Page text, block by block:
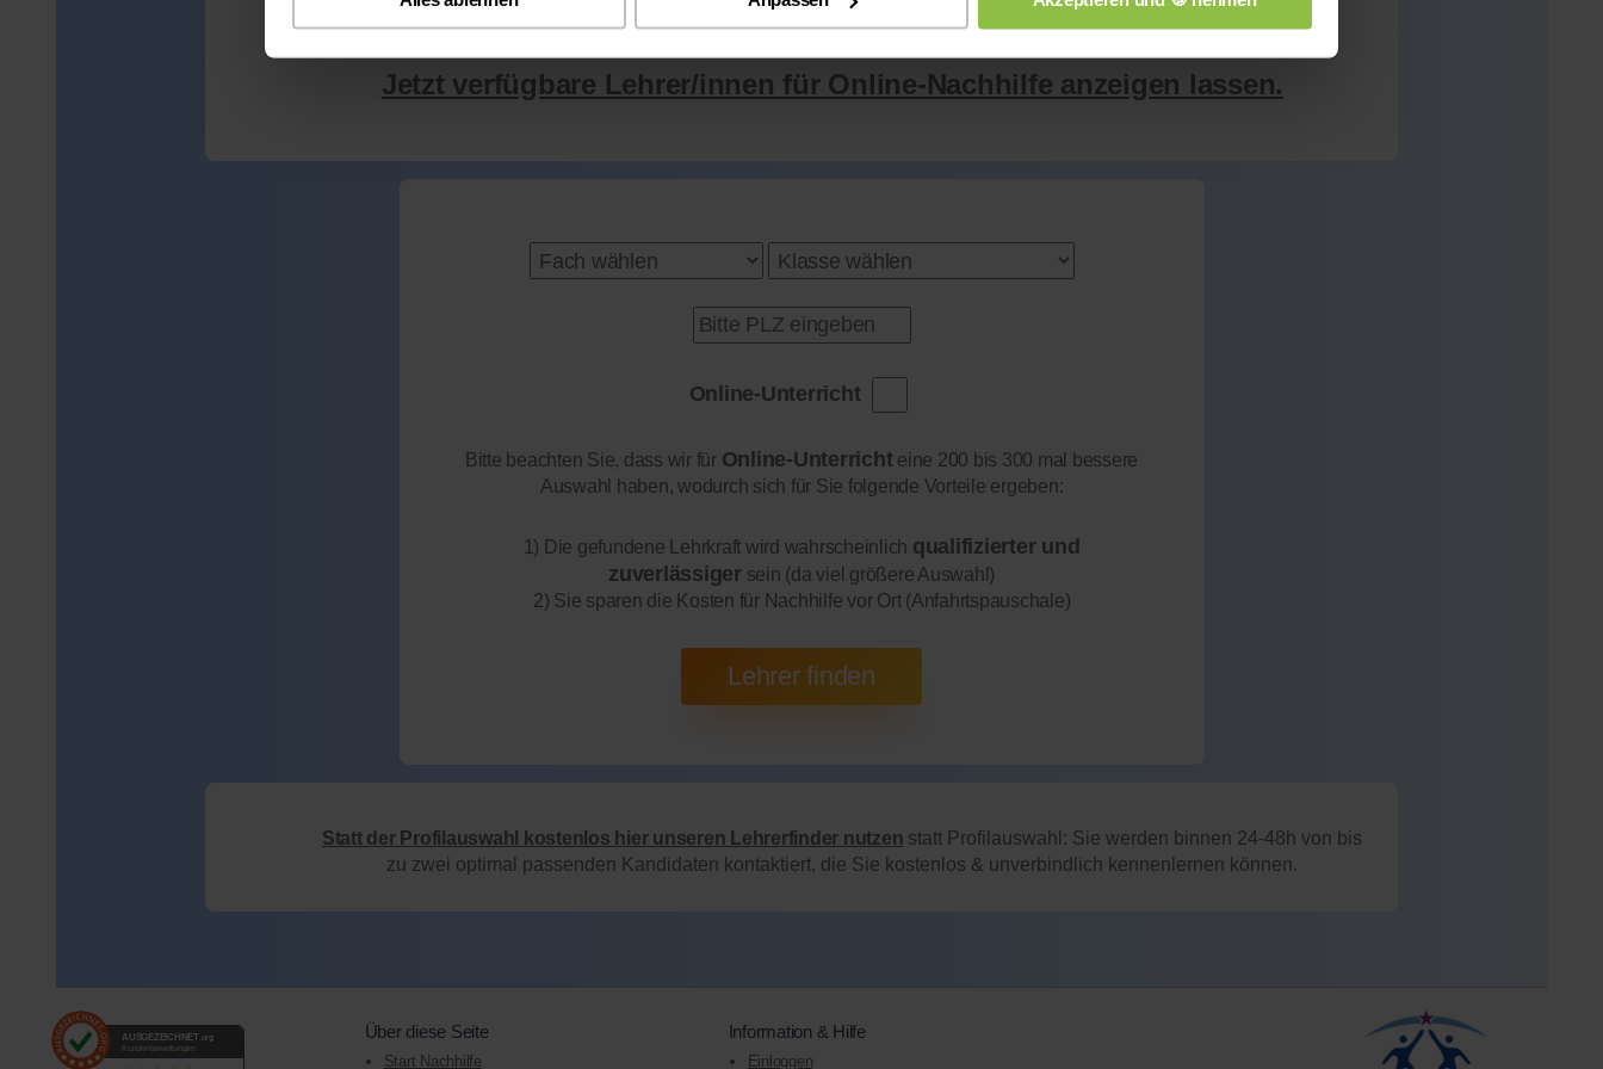
Jetzt verfügbare Lehrer/innen für Online-Nachhilfe anzeigen lassen.
Online-Unterricht
Bitte beachten Sie, dass wir für Online-Unterrichteine 200 bis 300 mal bessere
Auswahl haben, wodurch sich für Sie folgende Vorteile ergeben:
1) Die gefundene Lehrkraft wird wahrscheinlich qualifizierter und
zuverlässigersein (da viel größere Auswahl)
2) Sie sparen die Kosten für Nachhilfe vor Ort (Anfahrtspauschale)
Statt der Profilauswahl kostenlos hier unseren Lehrerfinder nutzen statt Profilauswahl: Sie werden binnen 24-48h von bis
zu zwei optimal passenden Kandidaten kontaktiert, die Sie kostenlos & unverbindlich kennenlernen können.
AUSGEZEICHNET .org
Kundenbewertungen
Über diese Seite
Start Nachhilfe
Information & Hilfe
Einloggen